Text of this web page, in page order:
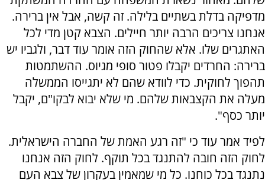
מדפיקה בדלת בשתיים בלילה. זה קשה, אבל אין ברירה.
אנחנו צריכים הרבה יותר חיילים. הצבא קטן מדי לכל
האתגרים שלו. אלא שהחוק הזה אומר עוד דבר, ולגביו יש
ברירה: החרדים יקבלו פטור סופי מגיוס. ההשתמטות
תהפוך לחוקית. כדי לוודא שהם לא יתגייסו הממשלה
מעלה את הקצבאות שלהם. מי שלא יבוא לבקו"ם, יקבל
יותר כסף".
לפיד אמר עוד כי "זה רגע האמת של החברה הישראלית.
לחוק הזה חובה להתנגד בכל תוקף. לחוק הזה אנחנו
נתנגד בכל כוחנו. כל מי שמאמין בעקרון של צבא העם